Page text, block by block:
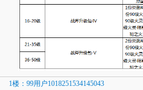
1楼：99用户1018251534145043